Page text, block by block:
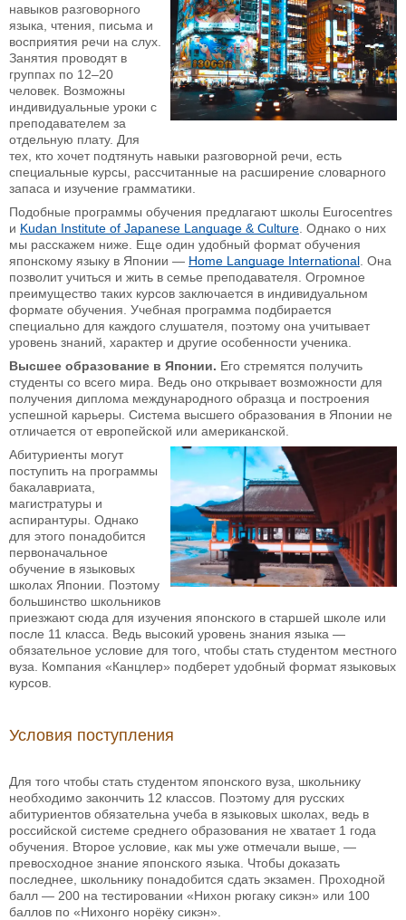
навыков разговорного
языка, чтения, письма и
восприятия речи на слух.
Занятия проводят в
группах по 12–20
человек. Возможны
индивидуальные уроки с
преподавателем за
отдельную плату. Для
тех, кто хочет подтянуть навыки разговорной речи, есть
специальные курсы, рассчитанные на расширение словарного
запаса и изучение грамматики.
Подобные программы обучения предлагают школы Eurocentres
и Kudan Institute of Japanese Language & Culture . Однако о них
мы расскажем ниже. Еще один удобный формат обучения
японскому языку в Японии — Home Language International . Она
позволит учиться и жить в семье преподавателя. Огромное
преимущество таких курсов заключается в индивидуальном
формате обучения. Учебная программа подбирается
специально для каждого слушателя, поэтому она учитывает
уровень знаний, характер и другие особенности ученика.
Высшее образование в Японии. Его стремятся получить
студенты со всего мира. Ведь оно открывает возможности для
получения диплома международного образца и построения
успешной карьеры. Система высшего образования в Японии не
отличается от европейской или американской.
Абитуриенты могут
поступить на программы
бакалавриата,
магистратуры и
аспирантуры. Однако
для этого понадобится
первоначальное
обучение в языковых
школах Японии. Поэтому
большинство школьников
приезжают сюда для изучения японского в старшей школе или
после 11 класса. Ведь высокий уровень знания языка —
обязательное условие для того, чтобы стать студентом местного
вуза. Компания «Канцлер» подберет удобный формат языковых
курсов.
Условия поступления
Для того чтобы стать студентом японского вуза, школьнику
необходимо закончить 12 классов. Поэтому для русских
абитуриентов обязательна учеба в языковых школах, ведь в
российской системе среднего образования не хватает 1 года
обучения. Второе условие, как мы уже отмечали выше, —
превосходное знание японского языка. Чтобы доказать
последнее, школьнику понадобится сдать экзамен. Проходной
балл — 200 на тестировании «Нихон рюгаку сикэн» или 100
баллов по «Нихонго норёку сикэн».